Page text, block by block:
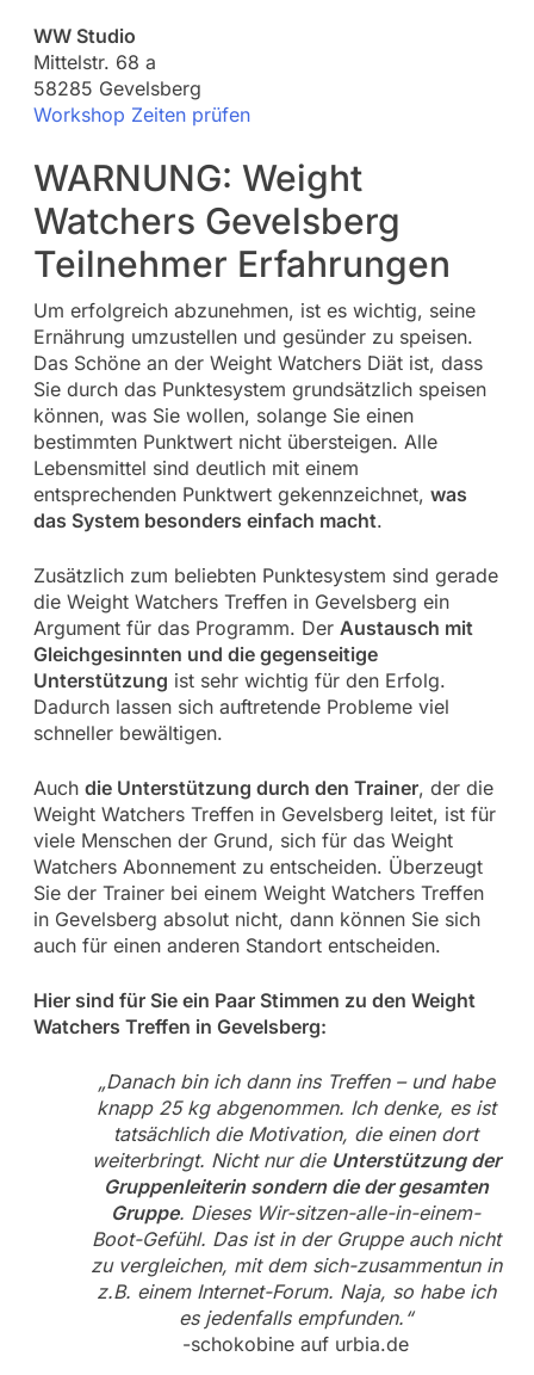
WW Studio
Mittelstr. 68 a
58285 Gevelsberg
Workshop Zeiten prüfen
WARNUNG: Weight
Watchers Gevelsberg
Teilnehmer Erfahrungen
Um erfolgreich abzunehmen, ist es wichtig, seine
Ernährung umzustellen und gesünder zu speisen.
Das Schöne an der Weight Watchers Diät ist, dass
Sie durch das Punktesystem grundsätzlich speisen
können, was Sie wollen, solange Sie einen
bestimmten Punktwert nicht übersteigen. Alle
Lebensmittel sind deutlich mit einem
entsprechenden Punktwert gekennzeichnet, was
das System besonders einfach macht.
Zusätzlich zum beliebten Punktesystem sind gerade
die Weight Watchers Treffen in Gevelsberg ein
Argument für das Programm. Der Austausch mit
Gleichgesinnten und die gegenseitige
Unterstützung ist sehr wichtig für den Erfolg.
Dadurch lassen sich auftretende Probleme viel
schneller bewältigen.
Auch die Unterstützung durch den Trainer, der die
Weight Watchers Treffen in Gevelsberg leitet, ist für
viele Menschen der Grund, sich für das Weight
Watchers Abonnement zu entscheiden. Überzeugt
Sie der Trainer bei einem Weight Watchers Treffen
in Gevelsberg absolut nicht, dann können Sie sich
auch für einen anderen Standort entscheiden.
Hier sind für Sie ein Paar Stimmen zu den Weight
Watchers Treffen in Gevelsberg:
„Danach bin ich dann ins Treffen – und habe
knapp 25 kg abgenommen. Ich denke, es ist
tatsächlich die Motivation, die einen dort
weiterbringt. Nicht nur die Unterstützung der
Gruppenleiterin sondern die der gesamten
Gruppe. Dieses Wir-sitzen-alle-in-einem-
Boot-Gefühl. Das ist in der Gruppe auch nicht
zu vergleichen, mit dem sich-zusammentun in
z.B. einem Internet-Forum. Naja, so habe ich
es jedenfalls empfunden.“
-schokobine auf urbia.de